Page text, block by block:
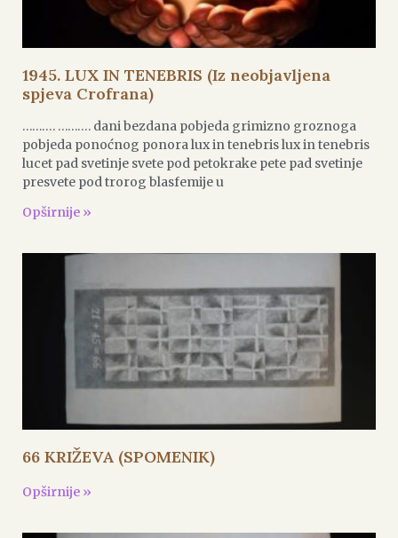
1945. LUX IN TENEBRIS (Iz neobjavljena
spjeva Crofrana)
………. ………. dani bezdana pobjeda grimizno groznoga
pobjeda ponoćnog ponora lux in tenebris lux in tenebris
lucet pad svetinje svete pod petokrake pete pad svetinje
presvete pod trorog blasfemije u
Opširnije »
66 KRIŽEVA (SPOMENIK)
Opširnije »